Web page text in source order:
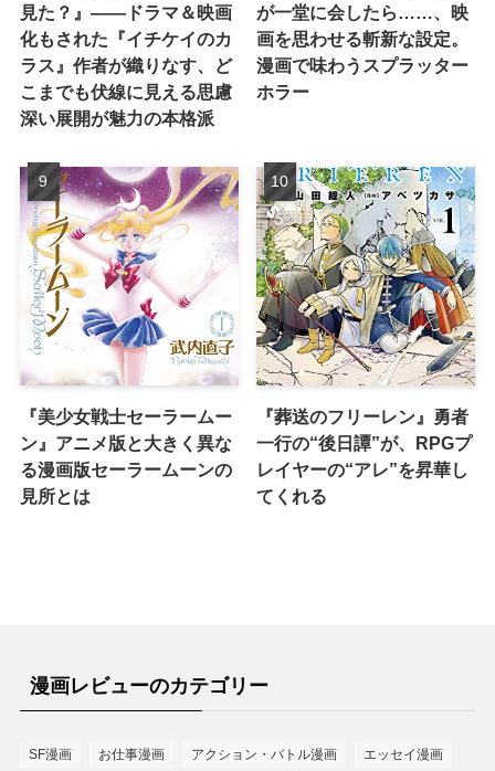
見た？』――ドラマ＆映画
化もされた『イチケイのカ
ラス』作者が織りなす、ど
こまでも伏線に見える思慮
深い展開が魅力の本格派
が一堂に会したら……、映
画を思わせる斬新な設定。
漫画で味わうスプラッター
ホラー
『美少女戦士セーラームー
ン』アニメ版と大きく異な
る漫画版セーラームーンの
見所とは
『葬送のフリーレン』勇者
一行の“後日譚”が、RPGプ
レイヤーの“アレ”を昇華し
てくれる
漫画レビューのカテゴリー
SF漫画 お仕事漫画 アクション・バトル漫画 エッセイ漫画